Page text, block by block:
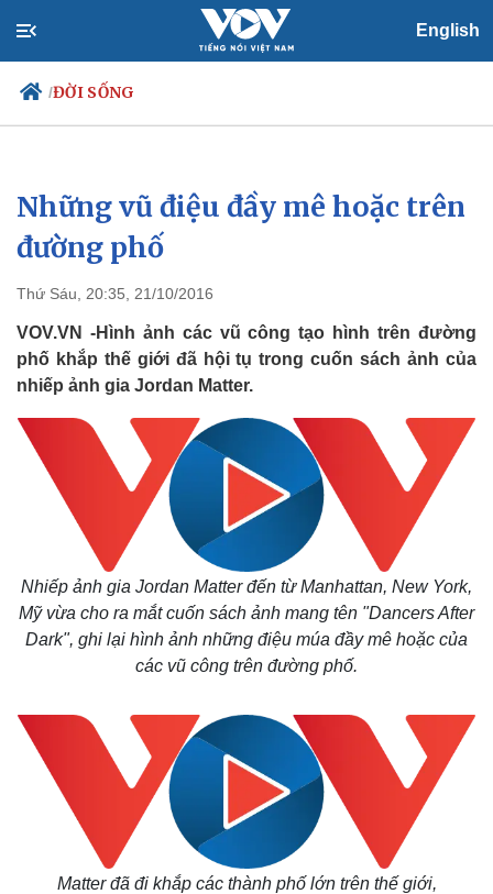
English
/ĐỜI SỐNG
Chính trị
Đảng
Tổ chức nhân sự
Nhận diện sự thật
Xã hội
Việc làm
Biển đảo
Những vũ điệu đầy mê hoặc trên
đường phố
Thứ Sáu, 20:35, 21/10/2016
VOV.VN -Hình ảnh các vũ công tạo hình trên đường
phố khắp thế giới đã hội tụ trong cuốn sách ảnh của
nhiếp ảnh gia Jordan Matter.
Nhiếp ảnh gia Jordan Matter đến từ Manhattan, New York,
Mỹ vừa cho ra mắt cuốn sách ảnh mang tên "Dancers After
Dark", ghi lại hình ảnh những điệu múa đầy mê hoặc của
các vũ công trên đường phố.
Matterđã đi khắp các thành phố lớn trên thế giới,